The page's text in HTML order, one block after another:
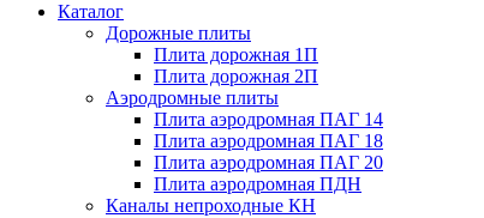
Каталог
Дорожные плиты
Плита дорожная 1П
Плита дорожная 2П
Аэродромные плиты
Плита аэродромная ПАГ 14
Плита аэродромная ПАГ 18
Плита аэродромная ПАГ 20
Плита аэродромная ПДН
Каналы непроходные КН